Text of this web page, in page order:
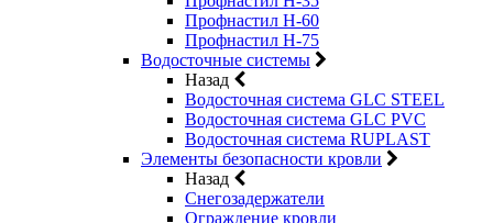
Профнастил Н-60
Профнастил Н-75
Водосточные системы
Назад
Водосточная система GLC STEEL
Водосточная система GLC PVC
Водосточная система RUPLAST
Элементы безопасности кровли
Назад
Снегозадержатели
Ограждение кровли